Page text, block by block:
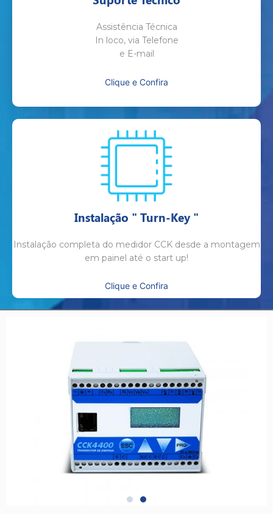
Assistência Técnica
In loco, via Telefone
e E-mail
Clique e Confira
Instalação " Turn-Key "
Instalação completa do medidor CCK desde a montagem
em painel até o start up!
Clique e Confira